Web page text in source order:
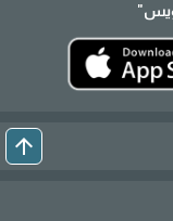
arrow_upward